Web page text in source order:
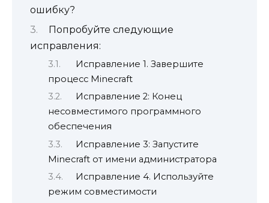
ошибку?
Попробуйте следующие
исправления:
Исправление 1. Завершите
процесс Minecraft
Исправление 2: Конец
несовместимого программного
обеспечения
Исправление 3: Запустите
Minecraft от имени администратора
Исправление 4. Используйте
режим совместимости